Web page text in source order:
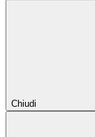
Chiudi